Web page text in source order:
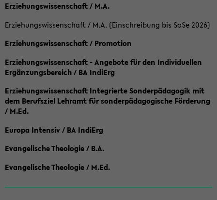
Erziehungswissenschaft / M.A.
Erziehungswissenschaft / M.A. (Einschreibung bis SoSe 2026)
Erziehungswissenschaft / Promotion
Erziehungswissenschaft - Angebote für den Individuellen
Ergänzungsbereich / BA IndiErg
Erziehungswissenschaft Integrierte Sonderpädagogik mit
dem Berufsziel Lehramt für sonderpädagogische Förderung
/ M.Ed.
Europa Intensiv / BA IndiErg
Evangelische Theologie / B.A.
Evangelische Theologie / M.Ed.